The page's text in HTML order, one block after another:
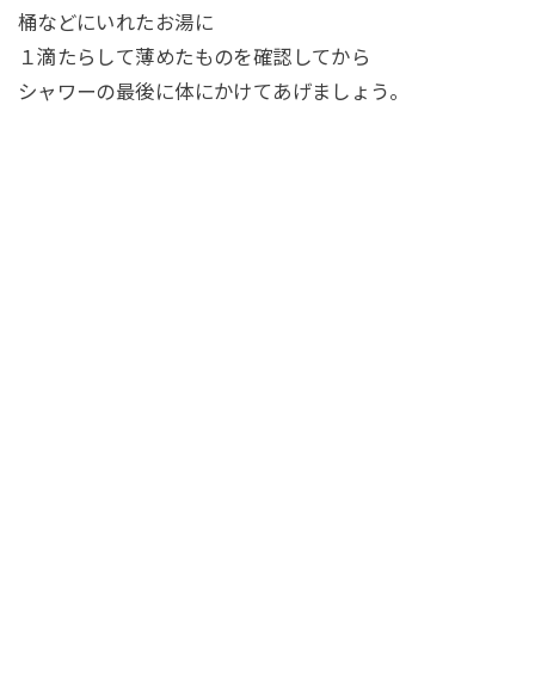
桶などにいれたお湯に
１滴たらして薄めたものを確認してから
シャワーの最後に体にかけてあげましょう。